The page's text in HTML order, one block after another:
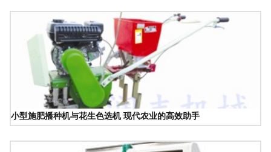
小型施肥播种机与花生色选机 现代农业的高效助手